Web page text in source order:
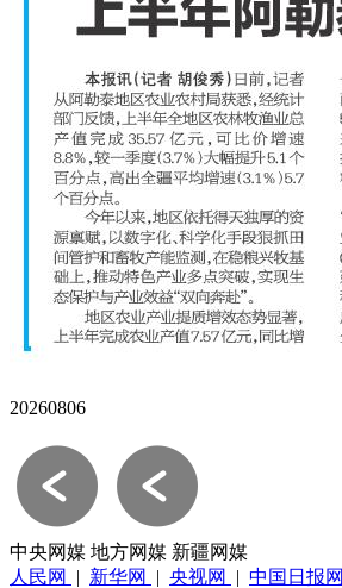
20260806
中央网媒 地方网媒 新疆网媒
人民网
| 新华网 | 央视网 | 中国日报网